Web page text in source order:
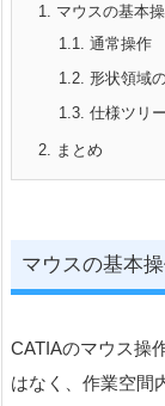
1.
マウスの基本
1.1.
通常操作
1.2. 形状領域
1.3. 仕様ツリ
2. まとめ
マウスの基本
CATIAのマウス操
はなく、作業空間